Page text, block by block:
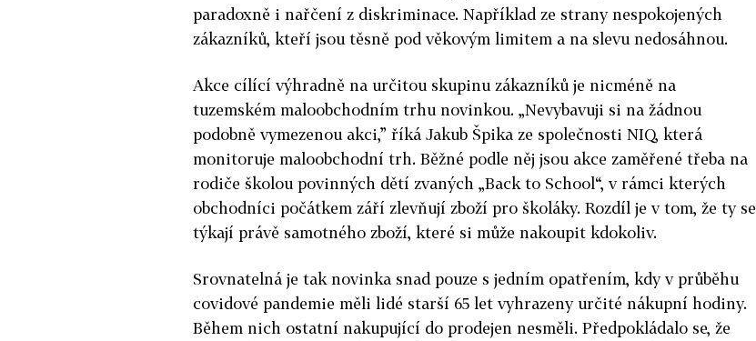
paradoxně i nařčení z diskriminace. Například ze strany nespokojených
zákazníků, kteří jsou těsně pod věkovým limitem a na slevu nedosáhnou.
Akce cílící výhradně na určitou skupinu zákazníků je nicméně na
tuzemském maloobchodním trhu novinkou. „Nevybavuji si na žádnou
podobně vymezenou akci,” říká Jakub Špika ze společnosti NIQ, která
monitoruje maloobchodní trh. Běžné podle něj jsou akce zaměřené třeba na
rodiče školou povinných dětí zvaných „Back to School“, v rámci kterých
obchodníci počátkem září zlevňují zboží pro školáky. Rozdíl je v tom, že ty se
týkají právě samotného zboží, které si může nakoupit kdokoliv.
Srovnatelná je tak novinka snad pouze s jedním opatřením, kdy v průběhu
covidové pandemie měli lidé starší 65 let vyhrazeny určité nákupní hodiny.
Během nich ostatní nakupující do prodejen nesměli. Předpokládalo se, že